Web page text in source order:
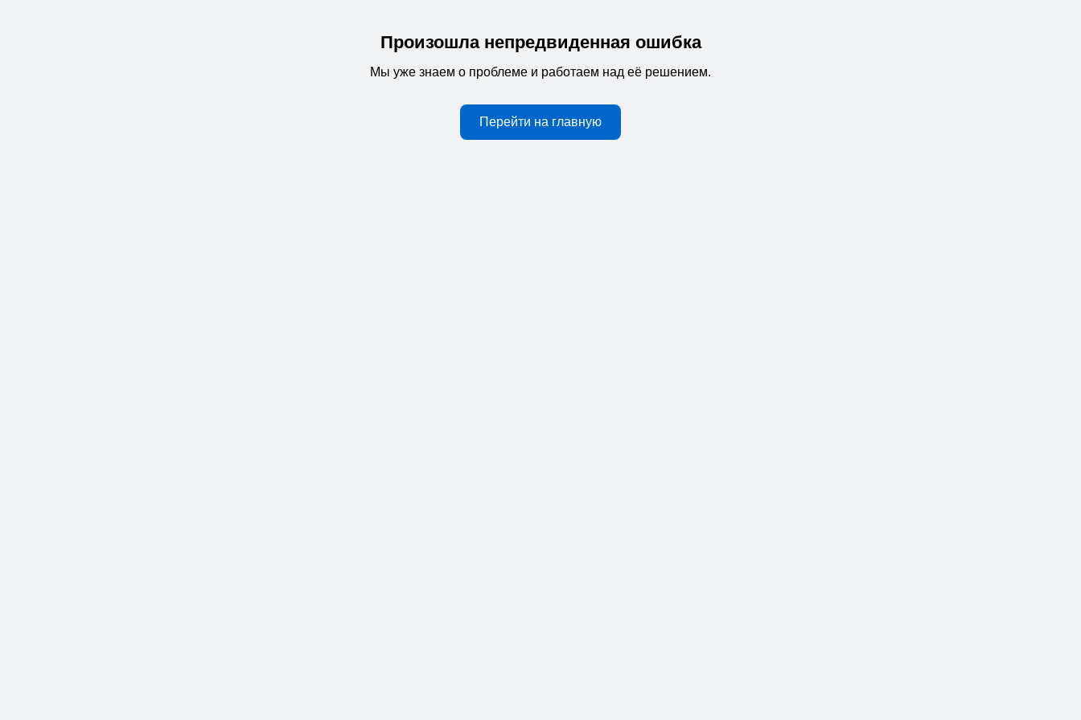
Произошла непредвиденная ошибка
Мы уже знаем о проблеме и работаем над её решением.
Перейти на главную